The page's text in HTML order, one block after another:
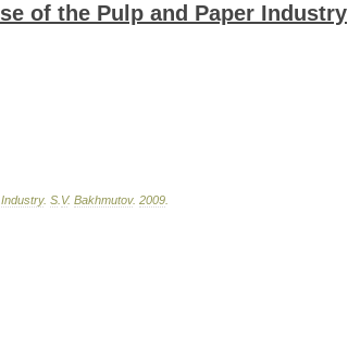
of the Pulp and Paper Industry
Industry. S V. Bakhmutov. 2009